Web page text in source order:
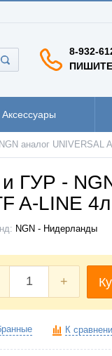
8-932-
ПИШИТЕ
Аксессуары
аналог UNIVERSAL
ГУР -
A-LINE
NGN - Нидерланды
+
К